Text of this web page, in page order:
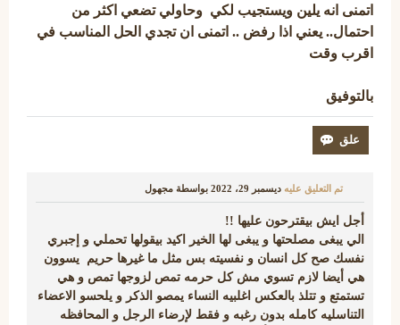
اتمنى انه يلين ويستجيب لكي وحاولي تضعي اكثر من
احتمال.. يعني اذا رفض .. اتمنى ان تجدي الحل المناسب في
اقرب وقت
بالتوفيق
تم التعليق عليه ديسمبر 29، 2022 بواسطة مجهول
أجل ايش بيقترحون عليها !!
الي يبغى مصلحتها و يبغى لها الخير اكيد بيقولها تحملي و إجبري
نفسك صح كل انسان و نفسيته بس مثل ما غيرها حريم يسوون
هي أيضا لازم تسوي مش كل حرمه تمص لزوجها تمص و هي
تستمتع و تتلذ بالعكس اغلبيه النساء يمصو الذكر و يلحسو الاعضاء
التناسليه كامله بدون رغبه و فقط لإرضاء الرجل و المحافظه